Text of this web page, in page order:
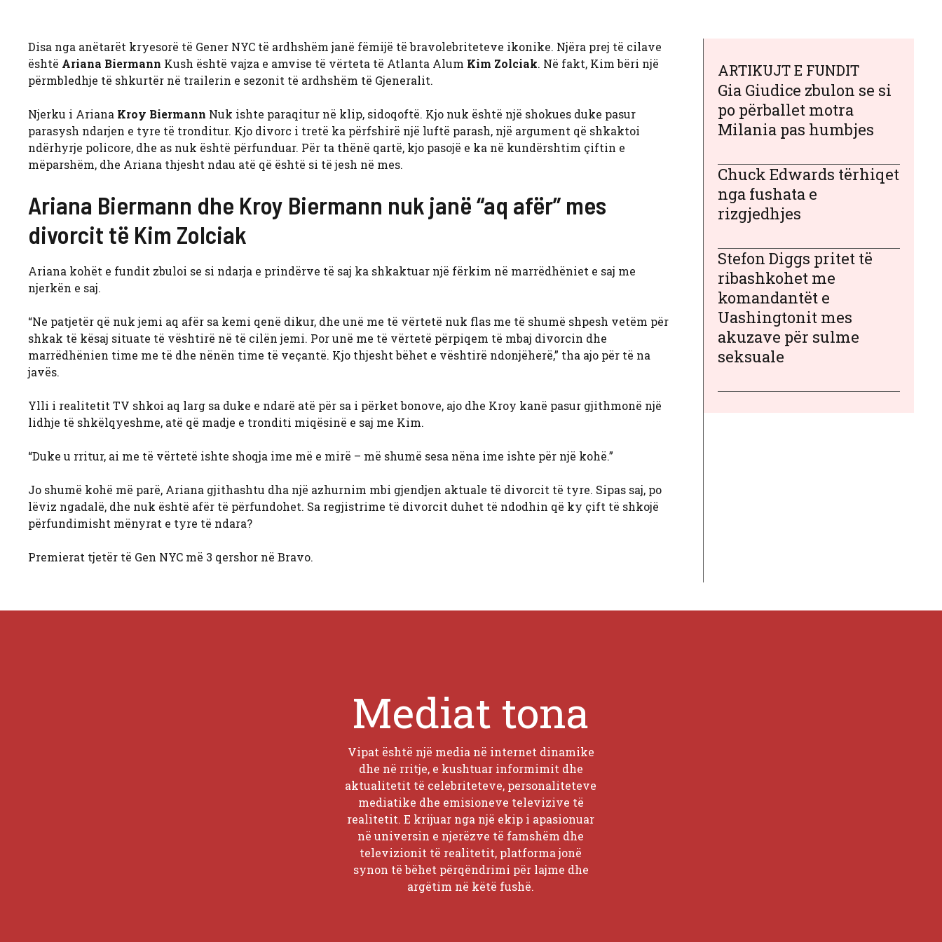
Disa nga anëtarët kryesorë të Gener NYC të ardhshëm janë fëmijë të bravolebriteteve ikonike. Njëra prej të cilave
është Ariana Biermann Kush është vajza e amvise të vërteta të Atlanta Alum Kim Zolciak. Në fakt, Kim bëri një
përmbledhje të shkurtër në trailerin e sezonit të ardhshëm të Gjeneralit.
Njerku i Ariana Kroy Biermann Nuk ishte paraqitur në klip, sidoqoftë. Kjo nuk është një shokues duke pasur
parasysh ndarjen e tyre të tronditur. Kjo divorc i tretë ka përfshirë një luftë parash, një argument që shkaktoi
ndërhyrje policore, dhe as nuk është përfunduar. Për ta thënë qartë, kjo pasojë e ka në kundërshtim çiftin e
mëparshëm, dhe Ariana thjesht ndau atë që është si të jesh në mes.
Ariana Biermann dhe Kroy Biermann nuk janë “aq afër” mes
divorcit të Kim Zolciak
Ariana kohët e fundit zbuloi se si ndarja e prindërve të saj ka shkaktuar një fërkim në marrëdhëniet e saj me
njerkën e saj.
“Ne patjetër që nuk jemi aq afër sa kemi qenë dikur, dhe unë me të vërtetë nuk flas me të shumë shpesh vetëm për
shkak të kësaj situate të vështirë në të cilën jemi. Por unë me të vërtetë përpiqem të mbaj divorcin dhe
marrëdhënien time me të dhe nënën time të veçantë. Kjo thjesht bëhet e vështirë ndonjëherë,” tha ajo për të na
javës.
Ylli i realitetit TV shkoi aq larg sa duke e ndarë atë për sa i përket bonove, ajo dhe Kroy kanë pasur gjithmonë një
lidhje të shkëlqyeshme, atë që madje e tronditi miqësinë e saj me Kim.
“Duke u rritur, ai me të vërtetë ishte shoqja ime më e mirë – më shumë sesa nëna ime ishte për një kohë.”
Jo shumë kohë më parë, Ariana gjithashtu dha një azhurnim mbi gjendjen aktuale të divorcit të tyre. Sipas saj, po
lëviz ngadalë, dhe nuk është afër të përfundohet. Sa regjistrime të divorcit duhet të ndodhin që ky çift të shkojë
përfundimisht mënyrat e tyre të ndara?
Premierat tjetër të Gen NYC më 3 qershor në Bravo.
ARTIKUJT E FUNDIT
Gia Giudice zbulon se si
po përballet motra
Milania pas humbjes
Chuck Edwards tërhiqet
nga fushata e
rizgjedhjes
Stefon Diggs pritet të
ribashkohet me
komandantët e
Uashingtonit mes
akuzave për sulme
seksuale
Mediat tona
Vipat është një media në internet dinamike
dhe në rritje, e kushtuar informimit dhe
aktualitetit të celebriteteve, personaliteteve
mediatike dhe emisioneve televizive të
realitetit. E krijuar nga një ekip i apasionuar
në universin e njerëzve të famshëm dhe
televizionit të realitetit, platforma jonë
synon të bëhet përqëndrimi për lajme dhe
argëtim në këtë fushë.